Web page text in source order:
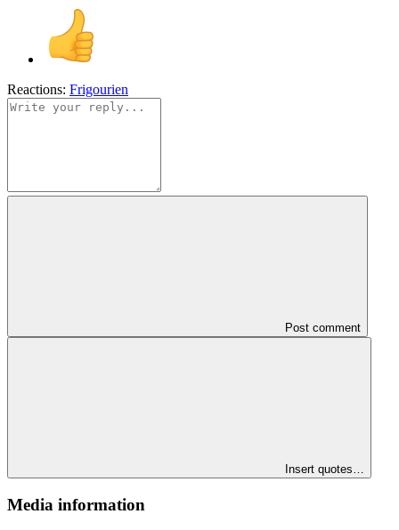
Reactions: Frigourien
Post comment
Insert quotes…
Media information